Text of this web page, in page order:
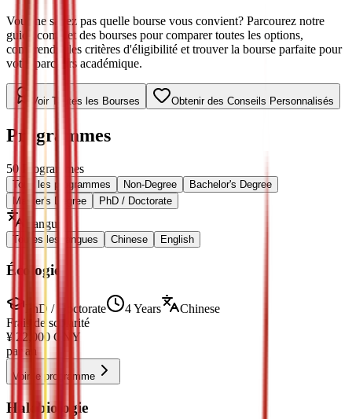
Vous ne savez pas quelle bourse vous convient? Parcourez notre
guide complet des bourses pour comparer toutes les options,
comprendre les critères d'éligibilité et trouver la bourse parfaite pour
votre parcours académique.
Voir Toutes les Bourses Obtenir des Conseils Personnalisés
Programmes
50 Programmes
Tous les programmes Non-Degree
Bachelor's Degree
Master's Degree
PhD / Doctorate
Langue
Toutes les langues Chinese English
Écologie
PhD / Doctorate 4 Years
Chinese
Frais de scolarité
¥ 22,000 CNY
par an
Voir le programme
Halobiologie